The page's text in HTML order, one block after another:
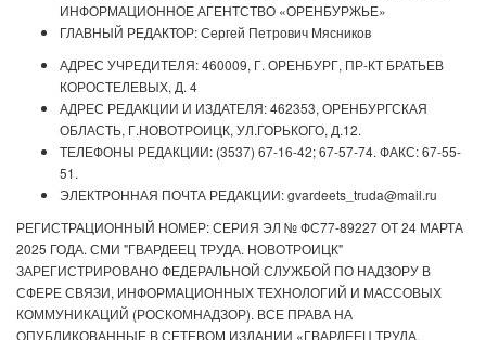
ИНФОРМАЦИОННОЕ АГЕНТСТВО «ОРЕНБУРЖЬЕ»
ГЛАВНЫЙ РЕДАКТОР: Сергей Петрович Мясников
АДРЕС УЧРЕДИТЕЛЯ: 460009, Г. ОРЕНБУРГ, ПР-КТ БРАТЬЕВ
КОРОСТЕЛЕВЫХ, Д. 4
АДРЕС РЕДАКЦИИ И ИЗДАТЕЛЯ: 462353, ОРЕНБУРГСКАЯ
ОБЛАСТЬ, Г.НОВОТРОИЦК, УЛ.ГОРЬКОГО, Д.12.
ТЕЛЕФОНЫ РЕДАКЦИИ: (3537) 67-16-42; 67-57-74. ФАКС: 67-55-
51.
ЭЛЕКТРОННАЯ ПОЧТА РЕДАКЦИИ: gvardeets_truda@mail.ru
РЕГИСТРАЦИОННЫЙ НОМЕР: СЕРИЯ ЭЛ № ФС77-89227 ОТ 24 МАРТА
2025 ГОДА. СМИ "ГВАРДЕЕЦ ТРУДА. НОВОТРОИЦК"
ЗАРЕГИСТРИРОВАНО ФЕДЕРАЛЬНОЙ СЛУЖБОЙ ПО НАДЗОРУ В
СФЕРЕ СВЯЗИ, ИНФОРМАЦИОННЫХ ТЕХНОЛОГИЙ И МАССОВЫХ
КОММУНИКАЦИЙ (РОСКОМНАДЗОР). ВСЕ ПРАВА НА
ОПУБЛИКОВАННЫЕ В СЕТЕВОМ ИЗДАНИИ «ГВАРДЕЕЦ ТРУДА.